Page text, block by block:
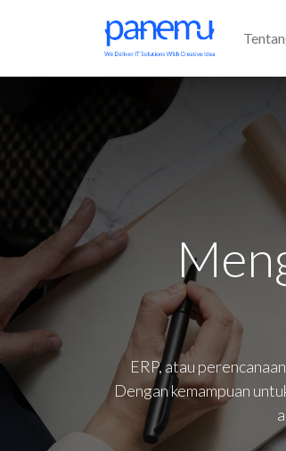
ERP, atau
Dengan kemampuan